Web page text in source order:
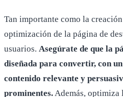
Tan importante como la
optimización de la página de
usuarios. Asegúrate de que la
diseñada para convertir, con
contenido relevante y
prominentes.Además, optimiza